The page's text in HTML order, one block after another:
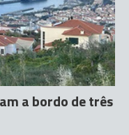
a bordo de três